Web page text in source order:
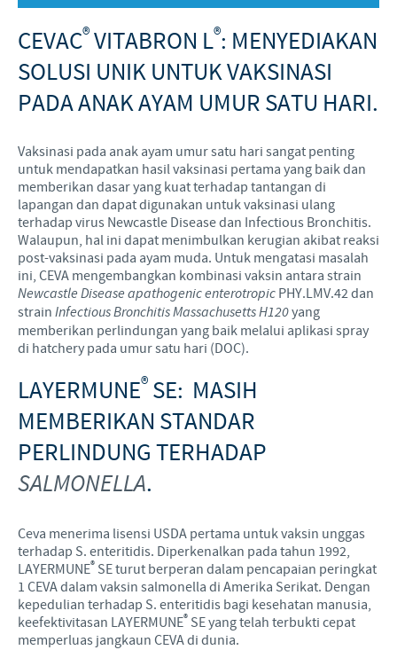
CEVAC®VITABRON L®: MENYEDIAKAN
SOLUSI UNIK UNTUK VAKSINASI
PADA ANAK AYAM UMUR SATU HARI.
Vaksinasi pada anak ayam umur satu hari sangat penting
untuk mendapatkan hasil vaksinasi pertama yang baik dan
memberikan dasar yang kuat terhadap tantangan di
lapangan dan dapat digunakan untuk vaksinasi ulang
terhadap virus Newcastle Disease dan Infectious Bronchitis.
Walaupun, hal ini dapat menimbulkan kerugian akibat reaksi
post-vaksinasi pada ayam muda. Untuk mengatasi masalah
ini, CEVA mengembangkan kombinasi vaksin antara strain
Newcastle Disease apathogenic enterotropic PHY.LMV.42 dan
strain Infectious Bronchitis Massachusetts H120yang
memberikan perlindungan yang baik melalui aplikasi spray
di hatchery pada umur satu hari (DOC).
LAYERMUNE® SE: MASIH
MEMBERIKAN STANDAR
PERLINDUNG TERHADAP
SALMONELLA.
Ceva menerima lisensi USDA pertama untuk vaksin unggas
terhadap S. enteritidis. Diperkenalkan pada tahun 1992,
LAYERMUNE® SE turut berperan dalam pencapaian peringkat
1 CEVA dalam vaksin salmonella di Amerika Serikat. Dengan
kepedulian terhadap S. enteritidis bagi kesehatan manusia,
keefektivitasan LAYERMUNE® SE yang telah terbukti cepat
memperluas jangkaun CEVA di dunia.